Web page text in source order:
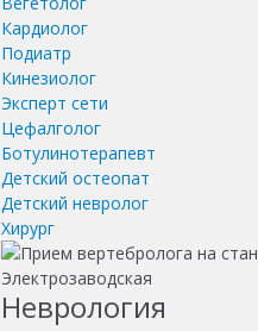
Кардиолог
Подиатр
Кинезиолог
Эксперт сети
Цефалголог
Ботулинотерапевт
Детский остеопат
Детский невролог
Хирург
Неврология